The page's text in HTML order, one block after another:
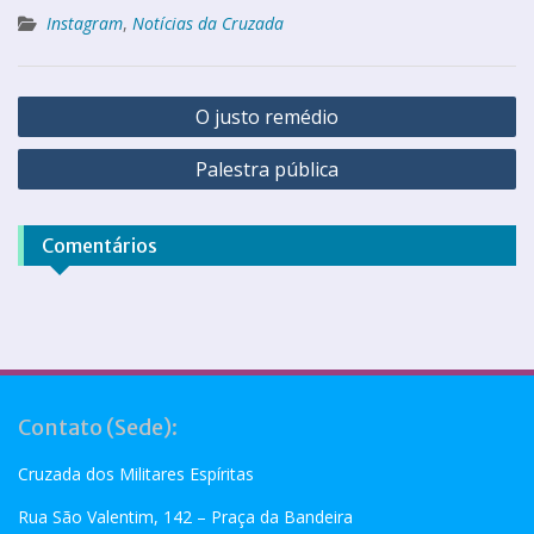
Instagram, Notícias da Cruzada
O justo remédio
Palestra pública
Comentários
Contato (Sede):
Cruzada dos Militares Espíritas
Rua São Valentim, 142 – Praça da Bandeira